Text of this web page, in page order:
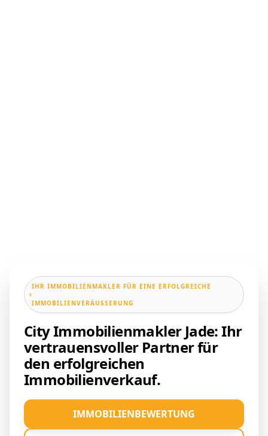
IHR IMMOBILIENMAKLER FÜR EINE ERFOLGREICHE
IMMOBILIENVERÄUSSERUNG
City Immobilienmakler Jade: Ihr
vertrauensvoller Partner für
den erfolgreichen
Immobilienverkauf.
IMMOBILIENBEWERTUNG